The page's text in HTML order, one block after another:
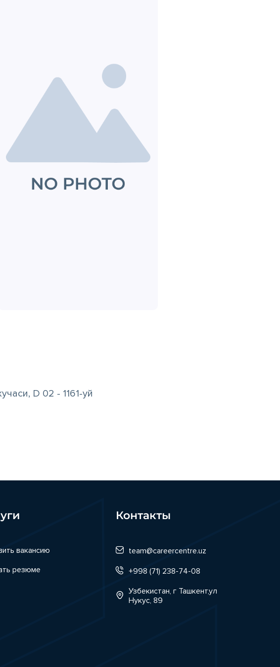
D 02 - 1161-уй
вакансию
резюме
Контакты
team@careercentre.uz
+998 (71) 238-74-08
Узбекистан, г Ташкент,ул
Нукус, 89